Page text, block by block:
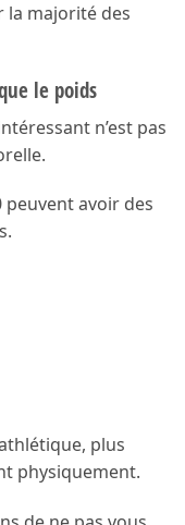
la majorité des
le poids
n’est pas
avoir des
plus
physiquement.